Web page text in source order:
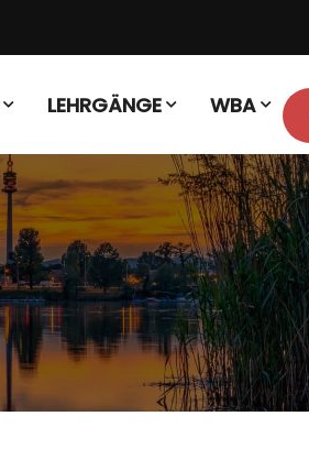
LEHRGÄNGE WBA